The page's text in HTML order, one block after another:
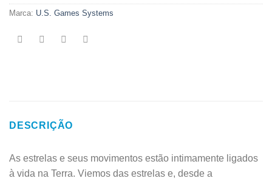
Marca: U.S. Games Systems
DESCRIÇÃO
As estrelas e seus movimentos estão intimamente ligados
à vida na Terra. Viemos das estrelas e, desde a